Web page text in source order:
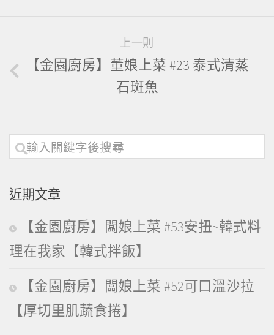
上一則
【金園廚房】董娘上菜 #23 泰式清蒸
石斑魚
近期文章
【金園廚房】闆娘上菜 #53安扭~韓式料
理在我家【韓式拌飯】
【金園廚房】闆娘上菜 #52可口溫沙拉
【厚切里肌蔬食捲】